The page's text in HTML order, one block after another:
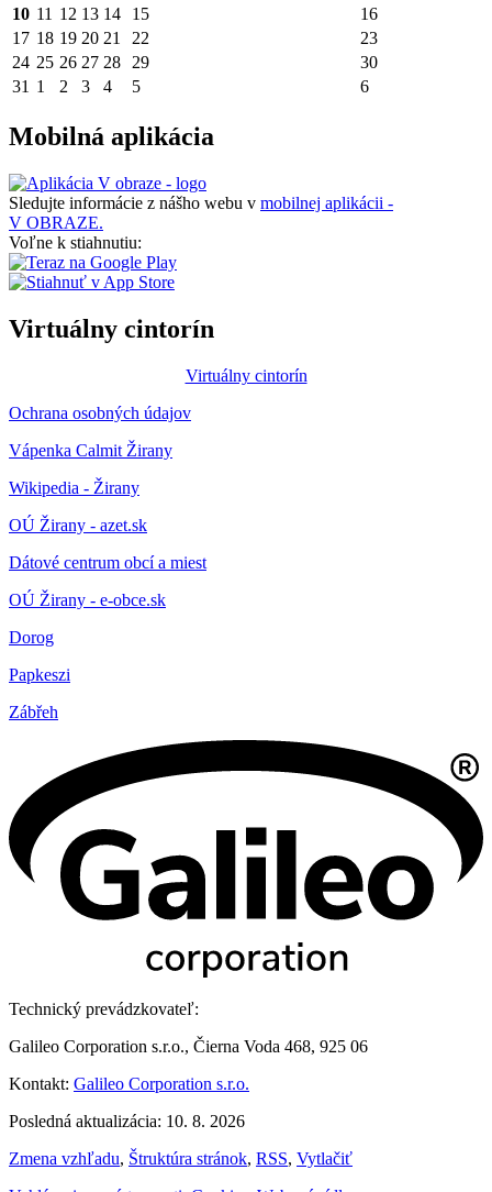
10 11 12 13 14 15
16
17 18 19 20 21 22
23
24 25 26 27 28 29
30
31 1 2 3 4 5 6
Mobilná aplikácia
Sledujte informácie z nášho webu v mobilnej aplikácii -
V OBRAZE.
Voľne k stiahnutiu:
Virtuálny cintorín
Virtuálny cintorín
Ochrana osobných údajov
Vápenka Calmit Žirany
Wikipedia - Žirany
OÚ Žirany - azet.sk
Dátové centrum obcí a miest
OÚ Žirany - e-obce.sk
Dorog
Papkeszi
Zábřeh
Technický prevádzkovateľ:
Galileo Corporation s.r.o., Čierna Voda 468, 925 06
Kontakt: Galileo Corporation s.r.o.
Posledná aktualizácia: 10. 8. 2026
Zmena vzhľadu, Štruktúra stránok, RSS, Vytlačiť